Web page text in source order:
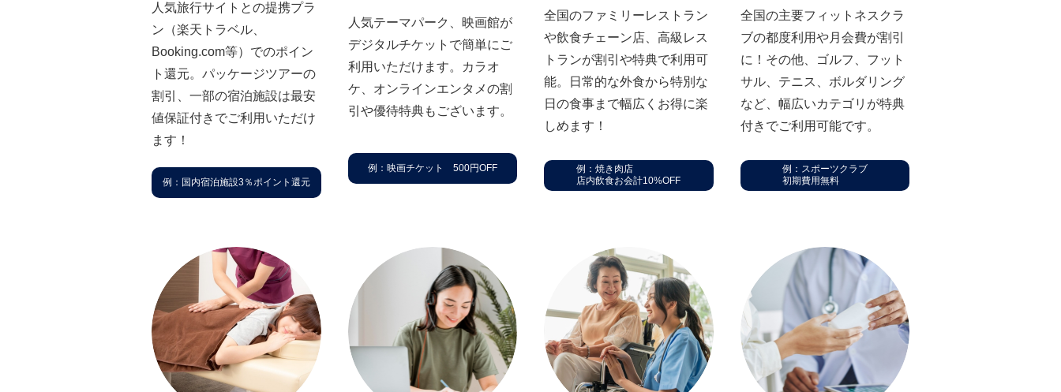
⼈気旅⾏サイトとの提携プラ
ン（楽天トラベル、
Booking.com等）でのポイン
ト還元。パッケージツアーの
割引、一部の宿泊施設は最安
値保証付きでご利用いただけ
ます！
例：国内宿泊施設3％ポイント還元
⼈気テーマパーク、映画館が
デジタルチケットで簡単にご
利⽤いただけます。カラオ
ケ、オンラインエンタメの割
引や優待特典もございます。
例：映画チケット 500円OFF
全国のファミリーレストラン
や飲⾷チェーン店、⾼級レス
トランが割引や特典で利⽤可
能。⽇常的な外⾷から特別な
⽇の⾷事まで幅広くお得に楽
しめます！
例：焼き肉店
店内飲食お会計10%OFF
全国の主要フィットネスクラ
ブの都度利⽤や⽉会費が割引
に！その他、ゴルフ、フット
サル、テニス、ボルダリング
など、幅広いカテゴリが特典
付きでご利用可能です。
例：スポーツクラブ
初期費用無料